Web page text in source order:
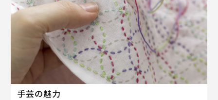
手芸の魅力